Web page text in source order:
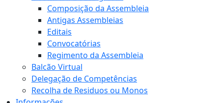
Composição da Assembleia
Antigas Assembleias
Editais
Convocatórias
Regimento da Assembleia
Balcão Virtual
Delegação de Competências
Recolha de Residuos ou Monos